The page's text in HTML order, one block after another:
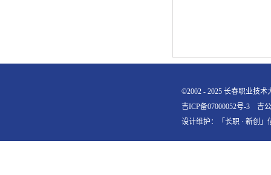
©2002 - 2025 长春职业技
吉ICP备07000052号-3
吉
设计维护：「长职 · 新创」